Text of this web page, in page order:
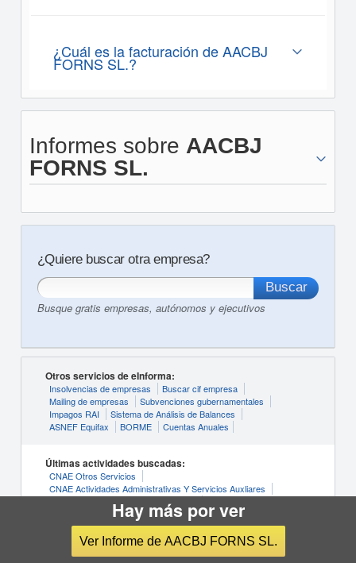
¿Cuál es la facturación de AACBJ
FORNS SL.?
Informes sobre AACBJ
FORNS SL.
¿Quiere buscar otra empresa?
Busque gratis empresas, autónomos y ejecutivos
Otros servicios de eInforma:
Insolvencias de empresas
Buscar cif empresa
Mailing de empresas
Subvenciones gubernamentales
Impagos RAI
Sistema de Análisis de Balances
ASNEF Equifax
BORME Cuentas Anuales
Últimas actividades buscadas:
CNAE Otros Servicios
CNAE Actividades Administrativas Y Servicios Auxliares
CNAE Información Y Comunicaciones
CNAE Agricultura, Ganadería, Silvicultura Y Pesca
CNAE Actividades Artísticas, Recreativas Y De Entrenimiento
Hay más por ver
Ver Informe de AACBJ FORNS SL.